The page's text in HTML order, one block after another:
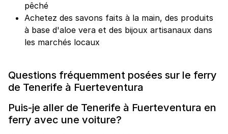
pêché
Achetez des savons faits à la main, des produits
à base d'aloe vera et des bijoux artisanaux dans
les marchés locaux
Questions fréquemment posées sur le ferry
de Tenerife à Fuerteventura
Puis-je aller de Tenerife à Fuerteventura en
ferry avec une voiture?